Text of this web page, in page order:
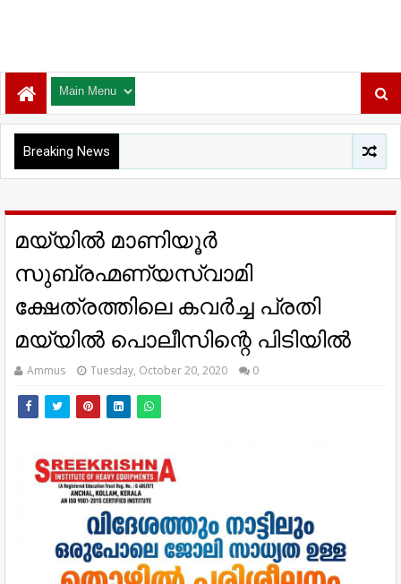
Breaking News
മയ്യിൽ മാണിയൂർ
സുബ്രഹ്മണ്യസ്വാമി
ക്ഷേത്രത്തിലെ കവർച്ച പ്രതി
മയ്യിൽ പൊലീസിന്റെ പിടിയിൽ
Ammus Tuesday, October 20, 2020 0